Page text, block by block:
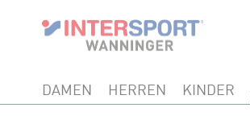
DAMEN HERREN KINDER